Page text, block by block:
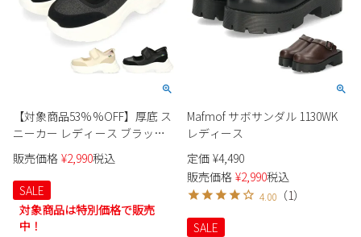
【対象商品53%%OFF】厚底 ス
ニーカー レディース ブラック
黒 ベージュ 軽量 白ソール ボリ
ュームソール スカンジナビア
ン フォレスト SF0102
販売価格 ¥2,990税込
SALE
対象商品は特別価格で販売
中！
Mafmof サボサンダル 1130WK
レディース
定価 ¥4,490
販売価格 ¥2,990税込
4.00 （1）
SALE